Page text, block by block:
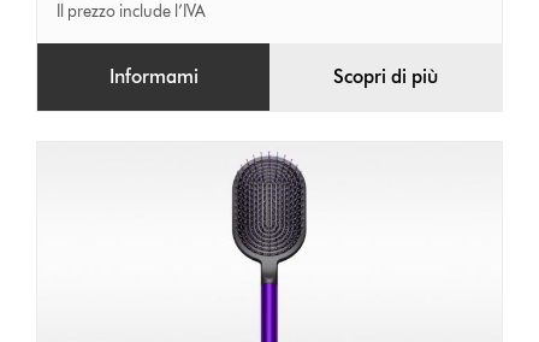
Il prezzo include l’IVA
Informami Scopri di più